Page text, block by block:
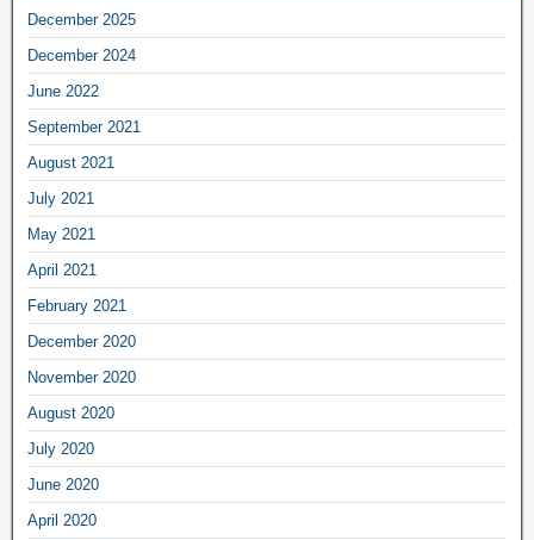
December 2025
December 2024
June 2022
September 2021
August 2021
July 2021
May 2021
April 2021
February 2021
December 2020
November 2020
August 2020
July 2020
June 2020
April 2020